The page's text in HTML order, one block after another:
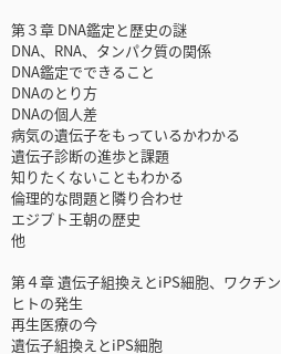
第３章 DNA鑑定と歴史の謎
DNA、RNA、タンパク質の関係
DNA鑑定でできること
DNAのとり方
DNAの個人差
病気の遺伝子をもっているかわかる
遺伝子診断の進歩と課題
知りたくないこともわかる
倫理的な問題と隣り合わせ
エジプト王朝の歴史
他
第４章 遺伝子組換えとiPS細胞、ワクチン
ヒトの発生
再生医療の今
遺伝子組換えとiPS細胞